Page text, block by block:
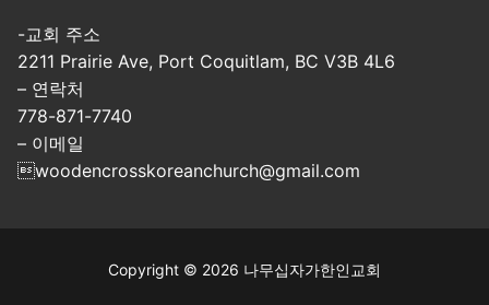
-교회 주소
2211 Prairie Ave, Port Coquitlam, BC V3B 4L6
– 연락처
778-871-7740
– 이메일
woodencrosskoreanchurch@gmail.com
Copyright © 2026 나무십자가한인교회